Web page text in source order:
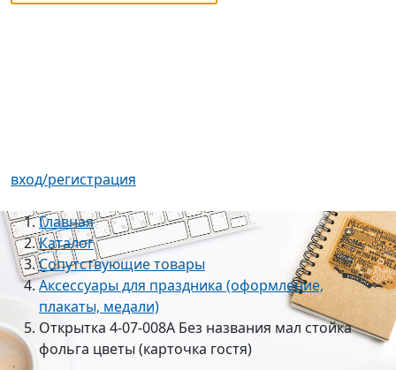
вход/регистрация
Главная
Каталог
Сопутствующие товары
Аксессуары для праздника (оформление,
плакаты, медали)
Открытка 4-07-008А Без названия мал стойка
фольга цветы (карточка гостя)